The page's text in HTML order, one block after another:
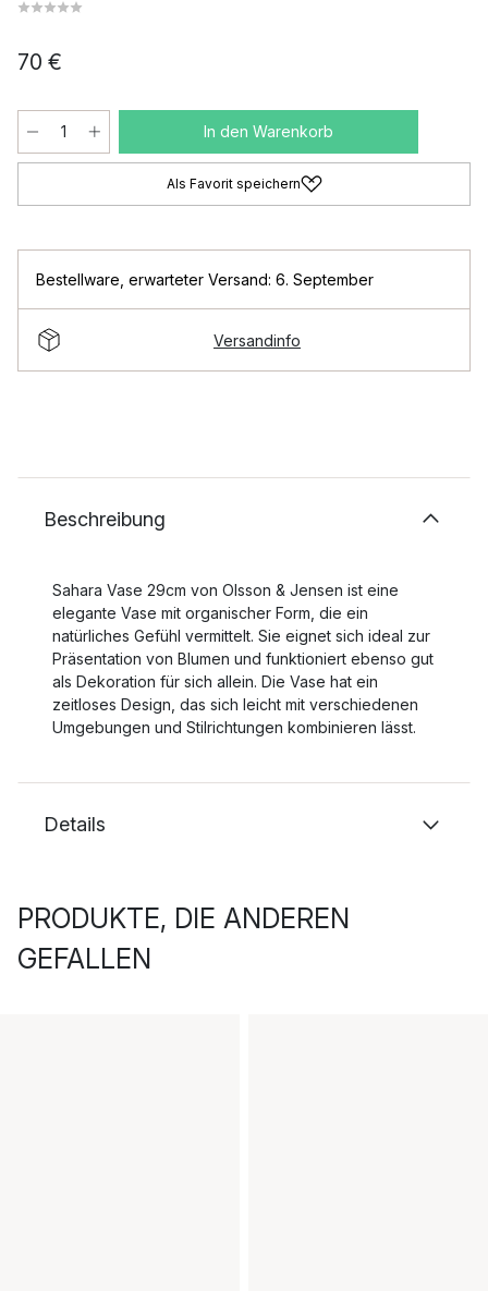
70 €
In den Warenkorb
Als Favorit speichern
Bestellware erwarteter Versand: 6. September
Versandinfo
Beschreibung
Sahara Vase 29cm von Olsson & Jensen ist eine
elegante Vase mit organischer Form, die ein
natürliches Gefühl vermittelt. Sie eignet sich ideal zur
Präsentation von Blumen und funktioniert ebenso gut
als Dekoration für sich allein. Die Vase hat ein
zeitloses Design, das sich leicht mit verschiedenen
Umgebungen und Stilrichtungen kombinieren lässt.
Details
PRODUKTE, DIE ANDEREN
GEFALLEN